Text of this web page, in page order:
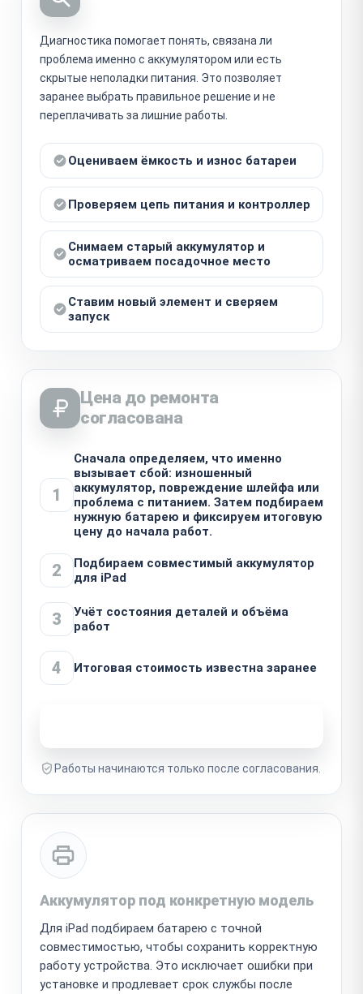
Диагностика помогает понять, связана ли
проблема именно с аккумулятором или есть
скрытые неполадки питания. Это позволяет
заранее выбрать правильное решение и не
переплачивать за лишние работы.
Оцениваем ёмкость и износ батареи
Проверяем цепь питания и контроллер
Снимаем старый аккумулятор и
осматриваем посадочное место
Ставим новый элемент и сверяем
запуск
Цена до ремонта
согласована
1
Сначала определяем, что именно
вызывает сбой: изношенный
аккумулятор, повреждение шлейфа или
проблема с питанием. Затем подбираем
нужную батарею и фиксируем итоговую
цену до начала работ.
2
Подбираем совместимый аккумулятор
для iPad
3
Учёт состояния деталей и объёма
работ
4 Итоговая стоимость известна заранее
Работы начинаются только после согласования.
Аккумулятор под конкретную модель
Для iPad подбираем батарею с точной
совместимостью, чтобы сохранить корректную
работу устройства. Это исключает ошибки при
установке и продлевает срок службы после